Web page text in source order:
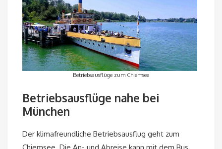
Betriebsausflüge zum Chiemsee
Betriebsausflüge nahe bei
München
Der klimafreundliche Betriebsausflug geht zum